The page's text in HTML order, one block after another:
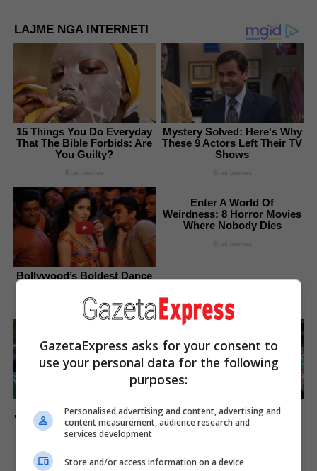
LAJME NGA INTERNETI
15 Things You Do Everyday
That The Bible Forbids: Are
You Guilty?
Brainberries
Mystery Solved: Here's Why
These 9 Actors Left Their TV
Shows
Brainberries
Bollywood’s Boldest Dance
Brainberries
Enter A World Of
Weirdness: 8 Horror Movies
Where Nobody Dies
Brainberries
Remember Them? These
'90s Couples Defined An Era
—See The Complete List
See The Incredible Physical
Transformations Of These
GazetaExpress asks for your consent to
use your personal data for the following
purposes:
Personalised advertising and content, advertising and
content measurement, audience research and
services development
Store and/or access information on a device